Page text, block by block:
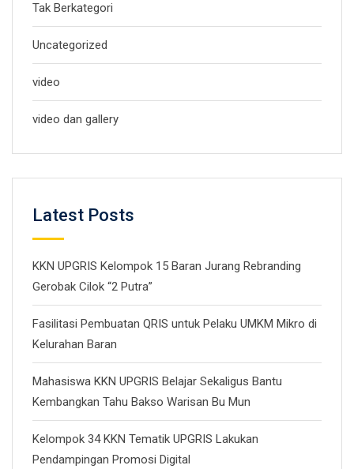
Tak Berkategori
Uncategorized
video
video dan gallery
Latest Posts
KKN UPGRIS Kelompok 15 Baran Jurang Rebranding
Gerobak Cilok “2 Putra”
Fasilitasi Pembuatan QRIS untuk Pelaku UMKM Mikro di
Kelurahan Baran
Mahasiswa KKN UPGRIS Belajar Sekaligus Bantu
Kembangkan Tahu Bakso Warisan Bu Mun
Kelompok 34 KKN Tematik UPGRIS Lakukan
Pendampingan Promosi Digital